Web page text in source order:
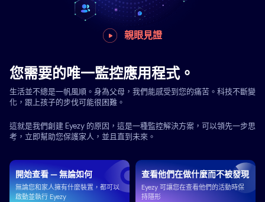
親眼見證
您需要的唯一監控應用程式。
生活並不總是一帆風順。身為父母，我們能感受到您的痛苦。科技不斷變
化，跟上孩子的步伐可能很困難。
這就是我們創建 Eyezy 的原因，這是一種監控解決方案，可以領先一步思
考，立即幫助您保護家人，並且直到未來。
開始查看 — 無論如何
無論您和家人擁有什麼裝置，都可以
啟動並執行 Eyezy
查看他們在做什麼而不被發現
Eyezy 可讓您在查看他們的活動時保
持隱形